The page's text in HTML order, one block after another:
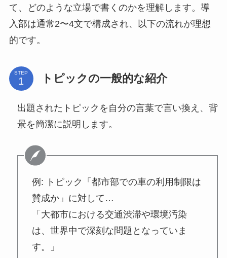
て、どのような立場で書くのかを理解します。導
入部は通常2〜4文で構成され、以下の流れが理想
的です。
STEP トピックの一般的な紹介
出題されたトピックを自分の言葉で言い換え、背
景を簡潔に説明します。
例: トピック「都市部での車の利用制限は
賛成か」に対して…
「大都市における交通渋滞や環境汚染
は、世界中で深刻な問題となっていま
す。」